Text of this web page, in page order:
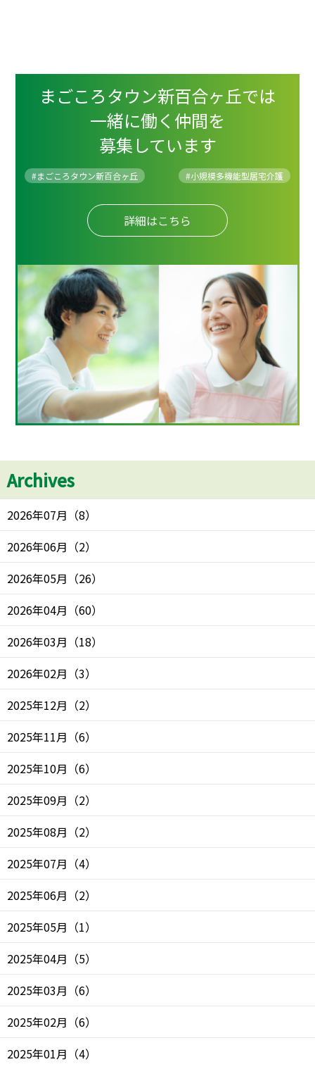
まごころタウン新百合ヶ丘では
一緒に働く仲間を
募集しています
#まごころタウン新百合ヶ丘 #小規模多機能型居宅介護
詳細はこちら
Archives
2026年07月 （8）
2026年06月 （2）
2026年05月 （26）
2026年04月 （60）
2026年03月 （18）
2026年02月 （3）
2025年12月 （2）
2025年11月 （6）
2025年10月 （6）
2025年09月 （2）
2025年08月 （2）
2025年07月 （4）
2025年06月 （2）
2025年05月 （1）
2025年04月 （5）
2025年03月 （6）
2025年02月 （6）
2025年01月 （4）